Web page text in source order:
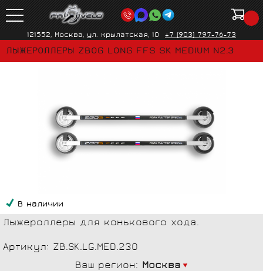
121552, Москва, ул. Крылатская, 10 +7 (903) 797-76-73
ЛЫЖЕРОЛЛЕРЫ ZBOG LONG FFS SK MEDIUM N2.3
В наличии
Лыжероллеры для конькового хода.
Артикул: ZB.SK.LG.MED.230
Ваш регион: Москва